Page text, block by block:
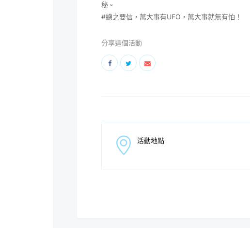
秘。
#總之要信 ，萬大事有UFO，萬大事就無有怕！
分享這個活動
活動地點